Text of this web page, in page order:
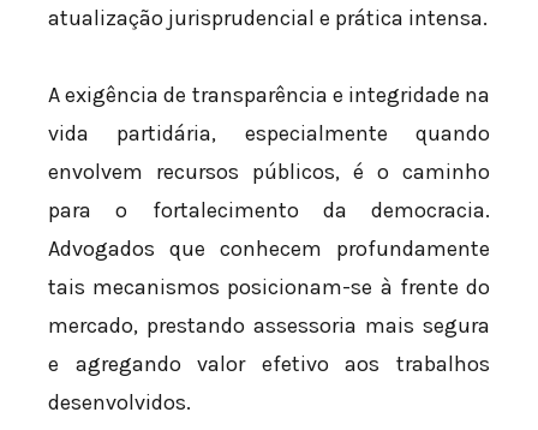
atualização jurisprudencial e prática intensa.
A exigência de transparência e integridade na
vida partidária, especialmente quando
envolvem recursos públicos, é o caminho
para o fortalecimento da democracia.
Advogados que conhecem profundamente
tais mecanismos posicionam-se à frente do
mercado, prestando assessoria mais segura
e agregando valor efetivo aos trabalhos
desenvolvidos.